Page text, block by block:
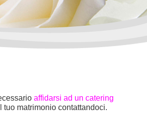
affidarsi ad un catering
tuo matrimonio contattandoci.